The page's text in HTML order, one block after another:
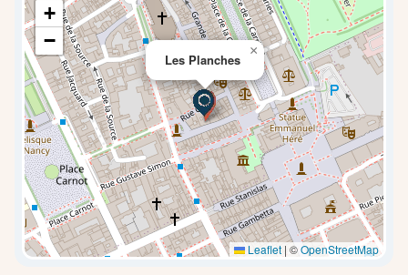
Les Planches
×
+
−
Leaflet | ©OpenStreetMap